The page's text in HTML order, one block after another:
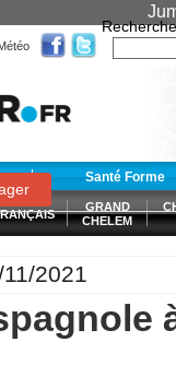
Santé Forme
GRAND
CHELEM
2021